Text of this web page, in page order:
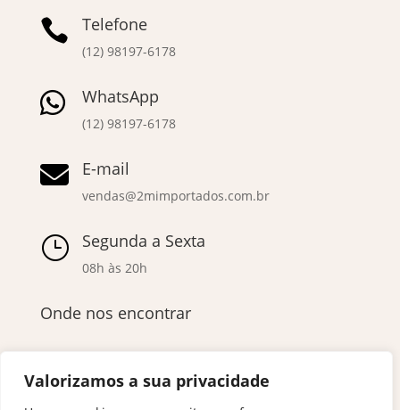
Valorizamos a sua privacidade
 Telefone
(12) 98197-6178
 WhatsApp
(12) 98197-6178
 E-mail
vendas@2mimportados.com.br
} Segunda a Sexta
08h às 20h
Onde nos encontrar